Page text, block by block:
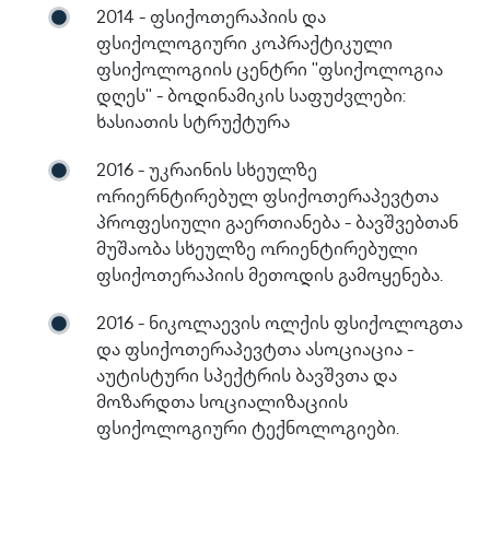
2014 - ფსიქოთერაპიის და
ფსიქოლოგიური კოპრაქტიკული
ფსიქოლოგიის ცენტრი ''ფსიქოლოგია
დღეს'' - ბოდინამიკის საფუძვლები:
ხასიათის სტრუქტურა
2016 - უკრაინის სხეულზე
ორიერნტირებულ ფსიქოთერაპევტთა
პროფესიული გაერთიანება - ბავშვებთან
მუშაობა სხეულზე ორიენტირებული
ფსიქოთერაპიის მეთოდის გამოყენება.
2016 - ნიკოლაევის ოლქის ფსიქოლოგთა
და ფსიქოთერაპევტთა ასოციაცია -
აუტისტური სპექტრის ბავშვთა და
მოზარდთა სოციალიზაციის
ფსიქოლოგიური ტექნოლოგიები.